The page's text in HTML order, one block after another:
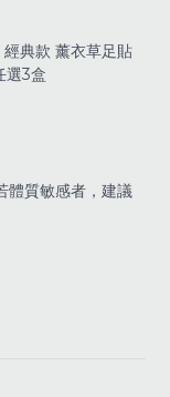
典款 薰衣草足貼
選3盒
體質敏感者，建議